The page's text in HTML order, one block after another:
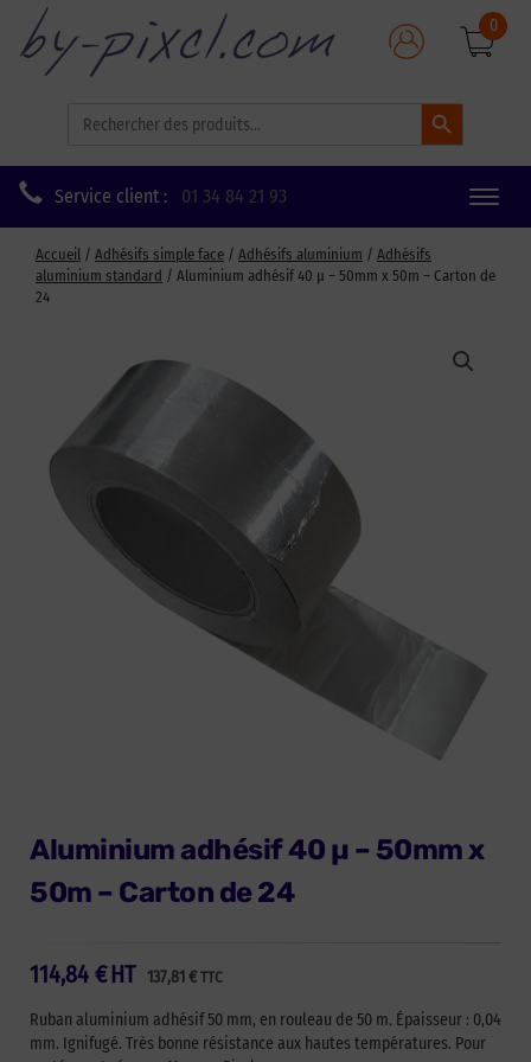
for:
Search Button
0
Service client : 01 34 84 21 93
Toggle
Accueil / Adhésifs simple face / Adhésifs aluminium / Adhésifs
aluminium standard / Aluminium adhésif 40 µ – 50mm x 50m – Carton de
24
Aluminium adhésif 40 µ – 50mm x
50m – Carton de 24
114,84 € 137,81 € TTC
HT
Ruban aluminium adhésif 50 mm, en rouleau de 50 m. Épaisseur : 0,04
mm. Ignifugé. Très bonne résistance aux hautes températures. Pour